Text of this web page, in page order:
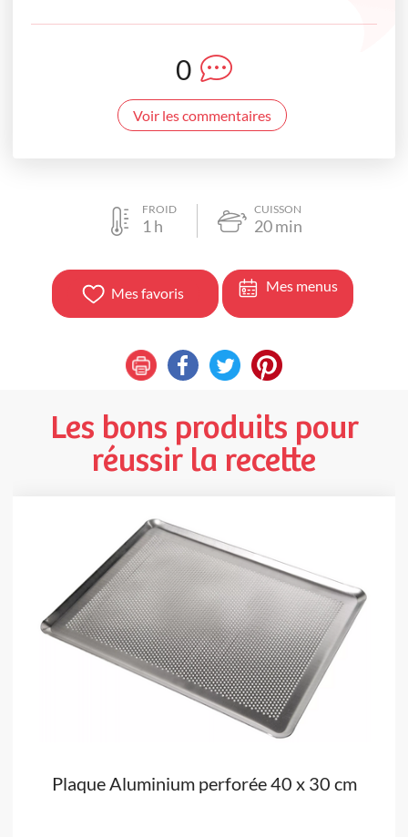
0
Voir les commentaires
FROID
1 h
CUISSON
20min
Mes favoris Mes menus
Les bons produits pour
réussir la recette
Plaque Aluminium perforée 40 x 30 cm